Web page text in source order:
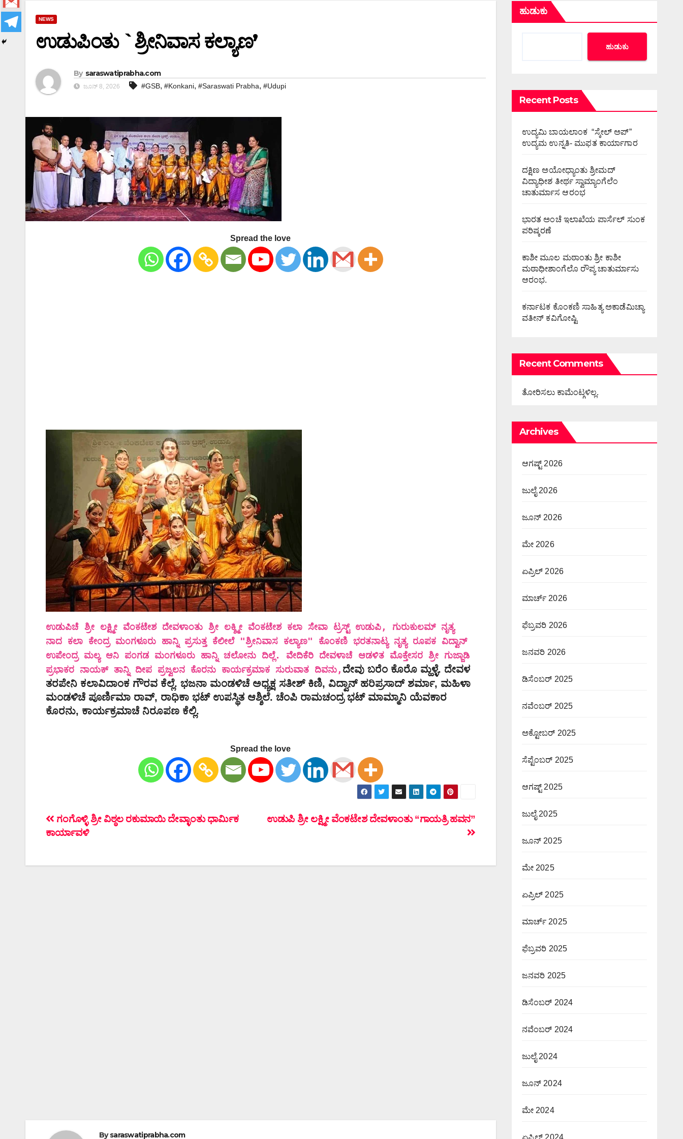
NEWS
ಉಡುಪಿಂತು `ಶ್ರೀನಿವಾಸ ಕಲ್ಯಾಣ’
By saraswatiprabha.com
ಜೂನ್ 8, 2026 #GSB, #Konkani, #Saraswati Prabha, #Udupi
Spread the love
ಉಡುಪಿಚೆ ಶ್ರೀ ಲಕ್ಷ್ಮೀ ವೆಂಕಟೇಶ ದೇವಳಾಂತು ಶ್ರೀ ಲಕ್ಶ್ಮೀ ವೆಂಕಟೇಶ ಕಲಾ ಸೇವಾ ಟ್ರಸ್ಟ್ ಉಡುಪಿ, ಗುರುಕುಲಮ್ ನೃತ್ಯ
ನಾದ ಕಲಾ ಕೇಂದ್ರ ಮಂಗಳೂರು ಹಾನ್ನಿ ಪ್ರಸುತ್ತ ಕೆಲೀಲೆ "ಶ್ರೀನಿವಾಸ ಕಲ್ಯಾಣ" ಕೊಂಕಣಿ ಭರತನಾಟ್ಯ ನೃತ್ಯ ರೂಪಕ ವಿದ್ವಾನ್
ಉಪೇಂದ್ರ ಮಲ್ಯ ಆನಿ ಪಂಗಡ ಮಂಗಳೂರು ಹಾನ್ನಿ ಚಲೋನು ದಿಲ್ಲೆ. ವೇದಿಕೆರಿ ದೇವಳಾಚೆ ಆಡಳಿತ ಮೊಕ್ತೇಸರ ಶ್ರೀ ಗುಜ್ಜಾಡಿ
ಪ್ರಭಾಕರ ನಾಯಕ್ ತಾನ್ನಿ ದೀಪ ಪ್ರಜ್ವಲನ ಕೊರನು ಕಾರ್ಯಕ್ರಮಾಕ ಸುರುವಾತ ದಿವನು, ದೇವು ಬರೆಂ ಕೊರೊ ಮ್ಹಳ್ಳೆ. ದೇವಳ
ತರಪೇನಿ ಕಲಾವಿದಾಂಕ ಗೌರವ ಕೆಲ್ಲೆ. ಭಜನಾ ಮಂಡಳಿಚೆ ಅಧ್ಯಕ್ಷ ಸತೀಶ್ ಕಿಣಿ, ವಿದ್ವಾನ್ ಹರಿಪ್ರಸಾದ್ ಶರ್ಮಾ, ಮಹಿಳಾ
ಮಂಡಳಿಚೆ ಪೂರ್ಣಿಮಾ ರಾವ್, ರಾಧಿಕಾ ಭಟ್ ಉಪಸ್ಥಿತ ಆಶ್ಶಿಲೆ. ಚೆಂಪಿ ರಾಮಚಂದ್ರ ಭಟ್ ಮಾಮ್ಮಾನಿ ಯೆವಕಾರ
ಕೊರನು, ಕಾರ್ಯಕ್ರಮಾಚೆ ನಿರೂಪಣ ಕೆಲ್ಲಿ.
Spread the love
ಲೇಖನದ
ಉಡುಪಿ ಶ್ರೀ ಲಕ್ಷ್ಮೀ ವೆಂಕಟೇಶ ದೇವಳಾಂತು “ಗಾಯತ್ರಿ ಹವನ”
ಗಂಗೊಳ್ಳಿ ಶ್ರೀ ವಿಠ್ಠಲ ರಕುಮಾಯಿ ದೇವ್ಳಾಂತು ಧಾರ್ಮಿಕ
ಕಾರ್ಯಾವಳಿ
Bysaraswatiprabha.com
ಹುಡುಕು
ಹುಡುಕು
Recent Posts
ಉದ್ಯಮಿ ಬಾಯಲಾಂಕ “ಸ್ಕೇಲ್ ಅಪ್”
ಉದ್ಯಮ ಉನ್ನತಿ- ಮುಫತ ಕಾರ್ಯಾಗಾರ
ದಕ್ಷಿಣ ಅಯೋಧ್ಯಾಂತು ಶ್ರೀಮದ್
ವಿದ್ಯಾಧೀಶ ತೀರ್ಥ ಸ್ವಾಮ್ಯಾಂಗೆಲೆಂ
ಚಾತುರ್ಮಾಸ ಆರಂಭ
ಭಾರತ ಅಂಚೆ ಇಲಾಖೆಯ ಪಾರ್ಸೆಲ್ ಸುಂಕ
ಪರಿಷ್ಕರಣೆ
ಕಾಶೀ ಮೂಲ ಮಠಾಂತು ಶ್ರೀ ಕಾಶೀ
ಮಠಾಧೀಶಾಂಗೆಲೊ ರೌಪ್ಯ ಚಾತುರ್ಮಾಸು
ಆರಂಭ.
ಕರ್ನಾಟಕ ಕೊಂಕಣಿ ಸಾಹಿತ್ಯ ಅಕಾಡೆಮಿಚ್ಯಾ
ವತೀನ್ ಕವಿಗೋಷ್ಟಿ
Recent Comments
ತೋರಿಸಲು ಕಾಮೆಂಟ್ಗಳಿಲ್ಲ.
Archives
ಆಗಷ್ಟ್ 2026
ಜುಲೈ 2026
ಜೂನ್ 2026
ಮೇ 2026
ಏಪ್ರಿಲ್ 2026
ಮಾರ್ಚ್ 2026
ಫೆಬ್ರವರಿ 2026
ಜನವರಿ 2026
ಡಿಸೆಂಬರ್ 2025
ನವೆಂಬರ್ 2025
ಅಕ್ಟೋಬರ್ 2025
ಸೆಪ್ಟೆಂಬರ್ 2025
ಆಗಷ್ಟ್ 2025
ಜುಲೈ 2025
ಜೂನ್ 2025
ಮೇ 2025
ಏಪ್ರಿಲ್ 2025
ಮಾರ್ಚ್ 2025
ಫೆಬ್ರವರಿ 2025
ಜನವರಿ 2025
ಡಿಸೆಂಬರ್ 2024
ನವೆಂಬರ್ 2024
ಜುಲೈ 2024
ಜೂನ್ 2024
ಮೇ 2024